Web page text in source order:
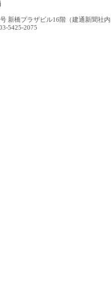
新橋プラザビル16階（建通新聞社
5425-2075